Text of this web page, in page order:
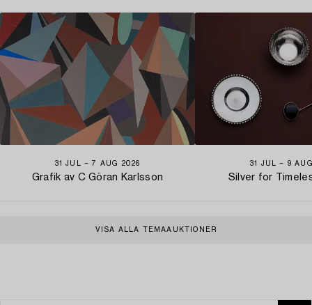
31 JUL − 7 AUG 2026
Grafik av C Göran Karlsson
31 JUL − 9
Silver for
VISA ALLA TEMAAUKTIONER